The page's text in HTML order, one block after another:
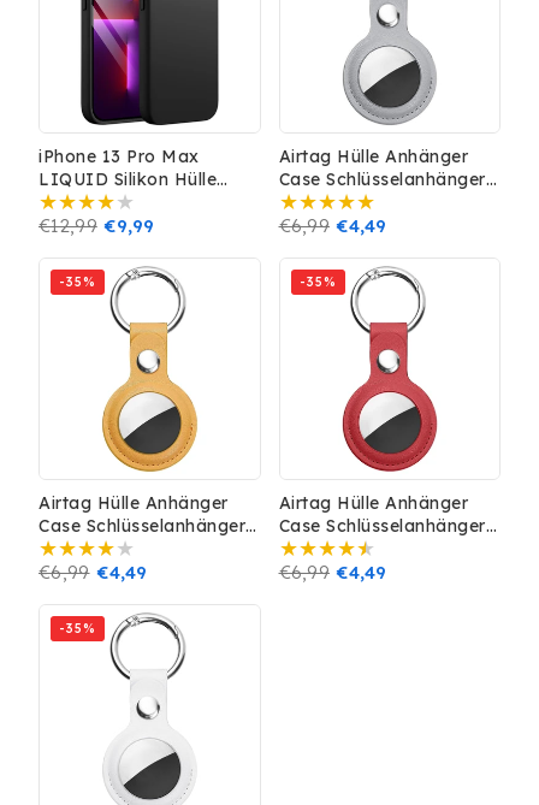
iPhone 13 Pro Max
LIQUID Silikon Hülle
Case 360° Schutz
Bumper MagSafe
Prix
habituel
€12,99 Prix
promotionnel
€9,99
Airtag Hülle Anhänger
Case Schlüsselanhänger
Leder Optik Cover Grau
Prix
habituel
€6,99 Prix
promotionnel
€4,49
-35%
Airtag Hülle Anhänger
Case Schlüsselanhänger
Leder Optik Cover Gelb
Prix
€6,99 Prix
€4,49
-35%
Airtag Hülle Anhänger
Case Schlüsselanhänger
Leder Optik Cover Rot
Prix
€6,99 Prix
€4,49
-35%